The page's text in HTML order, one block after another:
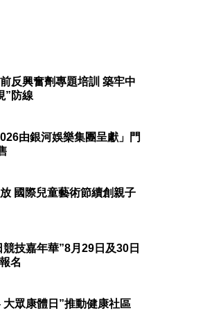
反興奮劑專題培訓 築牢中
”防線
由銀河娛樂集團呈獻」門
國際兒童藝術節續創親子
技嘉年華”8月29日及30日
名
眾康體日”推動健康社區